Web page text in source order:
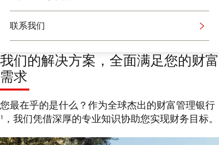
联系我们
我们的解决方案，全面满足您的财富
需求
您最在乎的是什么？作为全球杰出的财富管理银行
¹，我们凭借深厚的专业知识协助您实现财务目标。